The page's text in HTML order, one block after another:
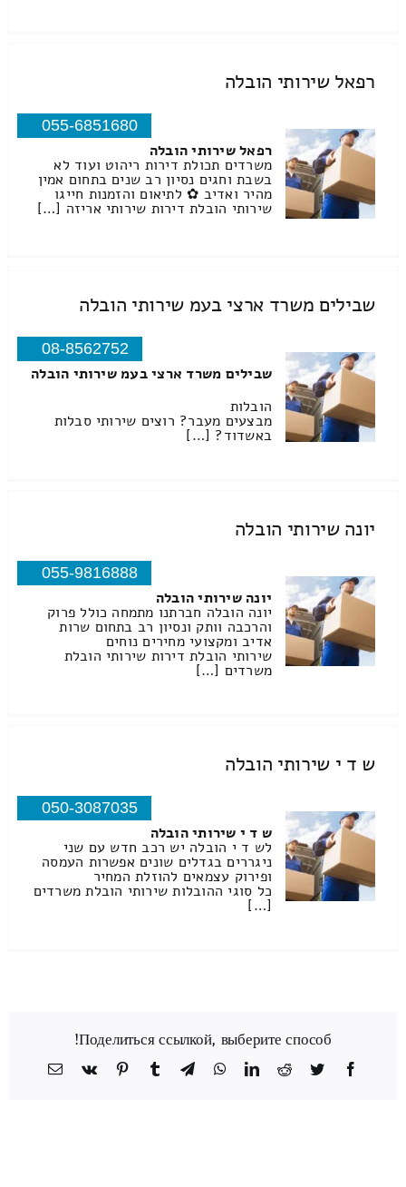
רפאל שירותי הובלה
055-6851680
רפאל שירותי הובלה
משרדים תכולת דירות ריהוט ועוד לא
בשבת וחגים נסיון רב שנים בתחום אמין
מהיר ואדיב ✿ לתיאום והזמנות חייגו
שירותי הובלת דירות שירותי אריזה […]
שבילים משרד ארצי בעמ שירותי הובלה
08-8562752
שבילים משרד ארצי בעמ שירותי הובלה
הובלות
מבצעים מעבר? רוצים שירותי סבלות
באשדוד? […]
יונה שירותי הובלה
055-9816888
יונה שירותי הובלה
יונה הובלה חברתנו מתמחה כולל פרוק
והרכבה וותק ונסיון רב בתחום שרות
אדיב ומקצועי מחירים נוחים
שירותי הובלת דירות שירותי הובלת
משרדים […]
ש ד י שירותי הובלה
050-3087035
ש ד י שירותי הובלה
לש ד י הובלה יש רכב חדש עם שני
ניגררים בגדלים שונים אפשרות העמסה
ופירוק עצמאים להוזלת המחיר
כל סוגי ההובלות שירותי הובלת משרדים
[…]
Поделиться ссылкой, выберите способ!
Facebook
Twitter
Reddit
LinkedIn
WhatsApp
Telegram
Tumblr
Pinterest
Vk
כתובת